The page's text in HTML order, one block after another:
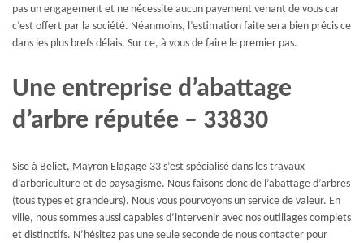
pas un engagement et ne nécessite aucun payement venant de vous car
c’est offert par la société. Néanmoins, l’estimation faite sera bien précis ce
dans les plus brefs délais. Sur ce, à vous de faire le premier pas.
Une entreprise d’abattage
d’arbre réputée – 33830
Sise à Beliet, Mayron Elagage 33 s’est spécialisé dans les travaux
d’arboriculture et de paysagisme. Nous faisons donc de l’abattage d’arbres
(tous types et grandeurs). Nous vous pourvoyons un service de valeur. En
ville, nous sommes aussi capables d’intervenir avec nos outillages complets
et distinctifs. N’hésitez pas une seule seconde de nous contacter pour